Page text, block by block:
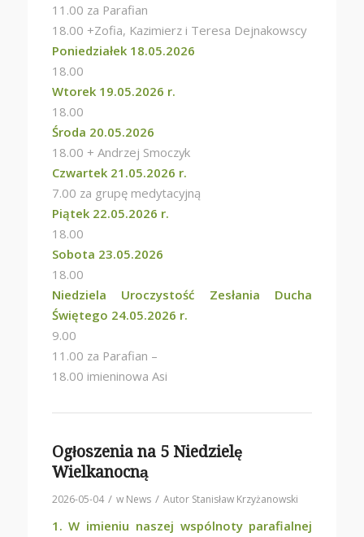
11.00 za Parafian
18.00 +Zofia, Kazimierz i Teresa Dejnakowscy
Poniedziałek 18.05.2026
18.00
Wtorek 19.05.2026 r.
18.00
Środa 20.05.2026
18.00 + Andrzej Smoczyk
Czwartek 21.05.2026 r.
7.00 za grupę medytacyjną
Piątek 22.05.2026 r.
18.00
Sobota 23.05.2026
18.00
Niedziela Uroczystość Zesłania Ducha
Świętego 24.05.2026 r.
9.00
11.00 za Parafian –
18.00 imieninowa Asi
Ogłoszenia na 5 Niedzielę
Wielkanocną
2026-05-04 / w News / Autor Stanisław Krzyżanowski
1. W imieniu naszej wspólnoty parafialnej